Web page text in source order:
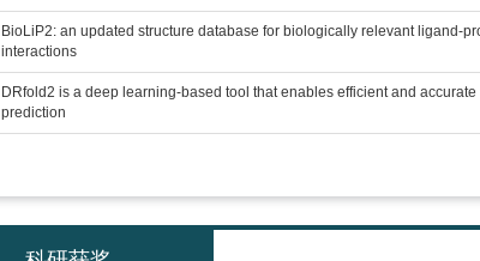
BioLiP2: an updated structure database for biologically relevant ligand-
interactions
DRfold2 is a deep learning-based tool that enables efficient and accurate
prediction